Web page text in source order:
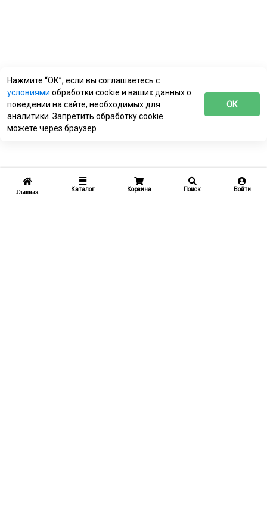
Главная Каталог Корзина Поиск Войти
Нажмите “ОК”, если вы соглашаетесь с
условиями обработки cookie и ваших данных о
поведении на сайте, необходимых для
аналитики. Запретить обработку cookie
можете через браузер
ОК